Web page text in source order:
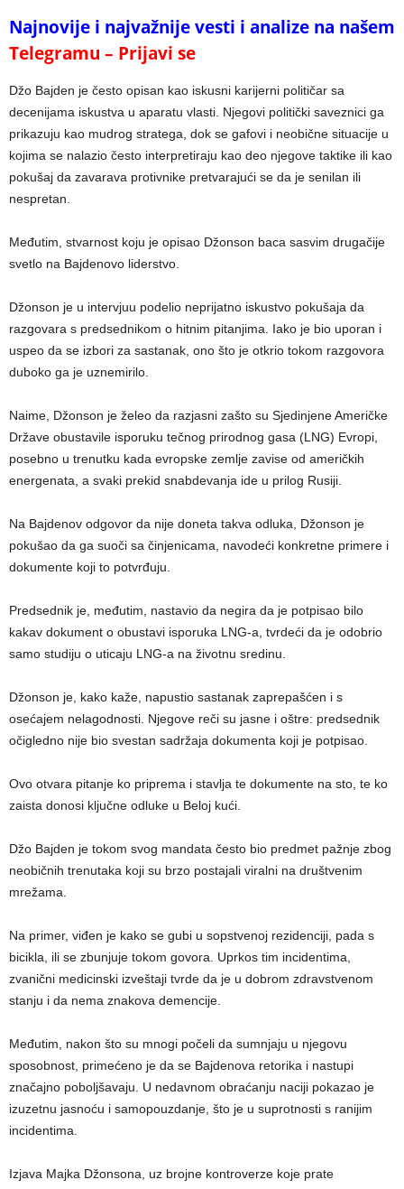
Najnovije i najvažnije vesti i analize na našem
Telegramu – Prijavi se
Džo Bajden je često opisan kao iskusni karijerni političar sa
decenijama iskustva u aparatu vlasti. Njegovi politički saveznici ga
prikazuju kao mudrog stratega, dok se gafovi i neobične situacije u
kojima se nalazio često interpretiraju kao deo njegove taktike ili kao
pokušaj da zavarava protivnike pretvarajući se da je senilan ili
nespretan.
Međutim, stvarnost koju je opisao Džonson baca sasvim drugačije
svetlo na Bajdenovo liderstvo.
Džonson je u intervjuu podelio neprijatno iskustvo pokušaja da
razgovara s predsednikom o hitnim pitanjima. Iako je bio uporan i
uspeo da se izbori za sastanak, ono što je otkrio tokom razgovora
duboko ga je uznemirilo.
Naime, Džonson je želeo da razjasni zašto su Sjedinjene Američke
Države obustavile isporuku tečnog prirodnog gasa (LNG) Evropi,
posebno u trenutku kada evropske zemlje zavise od američkih
energenata, a svaki prekid snabdevanja ide u prilog Rusiji.
Na Bajdenov odgovor da nije doneta takva odluka, Džonson je
pokušao da ga suoči sa činjenicama, navodeći konkretne primere i
dokumente koji to potvrđuju.
Predsednik je, međutim, nastavio da negira da je potpisao bilo
kakav dokument o obustavi isporuka LNG-a, tvrdeći da je odobrio
samo studiju o uticaju LNG-a na životnu sredinu.
Džonson je, kako kaže, napustio sastanak zaprepašćen i s
osećajem nelagodnosti. Njegove reči su jasne i oštre: predsednik
očigledno nije bio svestan sadržaja dokumenta koji je potpisao.
Ovo otvara pitanje ko priprema i stavlja te dokumente na sto, te ko
zaista donosi ključne odluke u Beloj kući.
Džo Bajden je tokom svog mandata često bio predmet pažnje zbog
neobičnih trenutaka koji su brzo postajali viralni na društvenim
mrežama.
Na primer, viđen je kako se gubi u sopstvenoj rezidenciji, pada s
bicikla, ili se zbunjuje tokom govora. Uprkos tim incidentima,
zvanični medicinski izveštaji tvrde da je u dobrom zdravstvenom
stanju i da nema znakova demencije.
Međutim, nakon što su mnogi počeli da sumnjaju u njegovu
sposobnost, primećeno je da se Bajdenova retorika i nastupi
značajno poboljšavaju. U nedavnom obraćanju naciji pokazao je
izuzetnu jasnoću i samopouzdanje, što je u suprotnosti s ranijim
incidentima.
Izjava Majka Džonsona, uz brojne kontroverze koje prate